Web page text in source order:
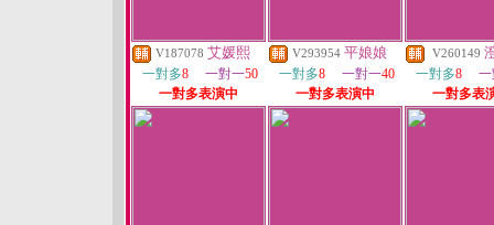
V187078 艾媛熙
一對多8 一對一50
一對多表演中
V293954 平娘娘
一對多8 一對一40
一對多表演中
V260149
一對多8
一對多表